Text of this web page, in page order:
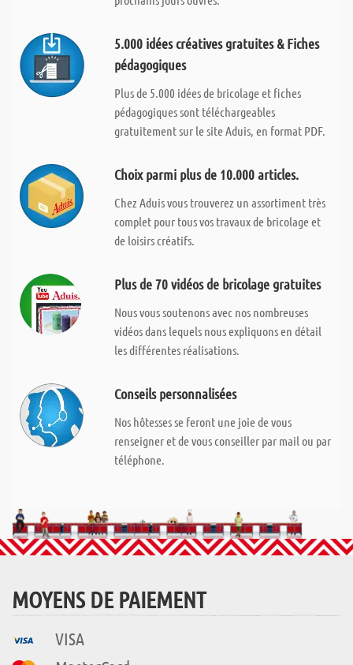
5.000 idées créatives gratuites & Fiches
pédagogiques
Plus de 5.000 idées de bricolage et fiches
pédagogiques sont téléchargeables
gratuitement sur le site Aduis, en format PDF.
Choix parmi plus de 10.000 articles.
Chez Aduis vous trouverez un assortiment très
complet pour tous vos travaux de bricolage et
de loisirs créatifs.
Plus de 70 vidéos de bricolage gratuites
Nous vous soutenons avec nos nombreuses
vidéos dans lequels nous expliquons en détail
les différentes réalisations.
Conseils personnalisées
Nos hôtesses se feront une joie de vous
renseigner et de vous conseiller par mail ou par
téléphone.
MOYENS DE PAIEMENT
VISA